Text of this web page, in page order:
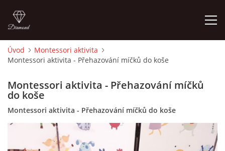
ÚVOD
O MĚ
FOTOALBUM
Úvod
Montessori aktivita
Montessori aktivita - Přehazování míčků do koše
Montessori aktivita - Přehazování míčků
do koše
Montessori aktivita - Přehazování míčků do koše